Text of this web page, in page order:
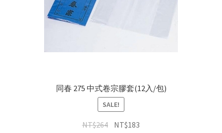
同春 275 中式卷宗膠套(12入/包)
SALE!
NT$264 NT$183